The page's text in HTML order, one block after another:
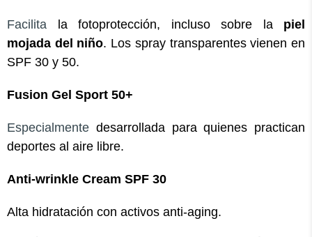
Facilita la fotoprotección, incluso sobre la piel
mojada del niño. Los spray transparentes vienen en
SPF 30 y 50.
Fusion Gel Sport 50+
Especialmente desarrollada para quienes practican
deportes al aire libre.
Anti-wrinkle Cream SPF 30
Alta hidratación con activos anti-aging.